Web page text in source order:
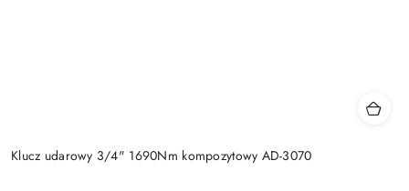
Klucz udarowy 3/4" 1690Nm kompozytowy AD-3070